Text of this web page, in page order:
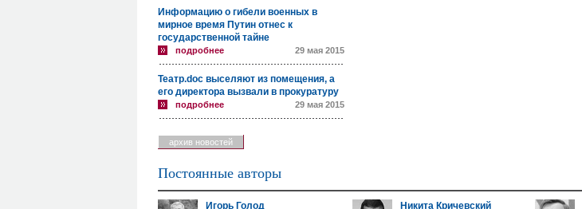
Информацию о гибели военных в
мирное время Путин отнес к
государственной тайне
подробнее 29 мая 2015
Театр.doc выселяют из помещения, а
его директора вызвали в прокуратуру
подробнее 29 мая 2015
архив новостей
Постоянные авторы
Игорь Голод Никита Кричевский